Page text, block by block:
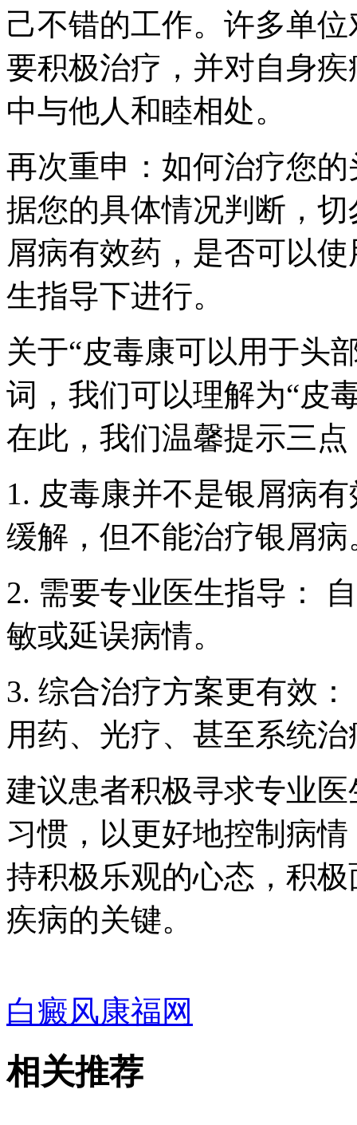
己不错的工作。许多单
要积极治疗，并对自身
中与他人和睦相处。
再次重申：如何治疗您
据您的具体情况判断，
屑病有效药，是否可以
生指导下进行。
关于“皮毒康可以用于头
词，我们可以理解为“皮
在此，我们温馨提示三点
1. 皮毒康并不是银屑病
缓解，但不能治疗银屑病
2. 需要专业医生指导：
敏或延误病情。
3. 综合治疗方案更有效
用药、光疗、甚至系统治
建议患者积极寻求专业
习惯，以更好地控制病
持积极乐观的心态，积
疾病的关键。
白癜风康福网
相关推荐